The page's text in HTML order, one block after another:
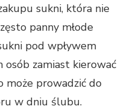
sukni, która nie
panny młode
pod wpływem
zamiast kierować
może prowadzić do
w dniu ślubu.